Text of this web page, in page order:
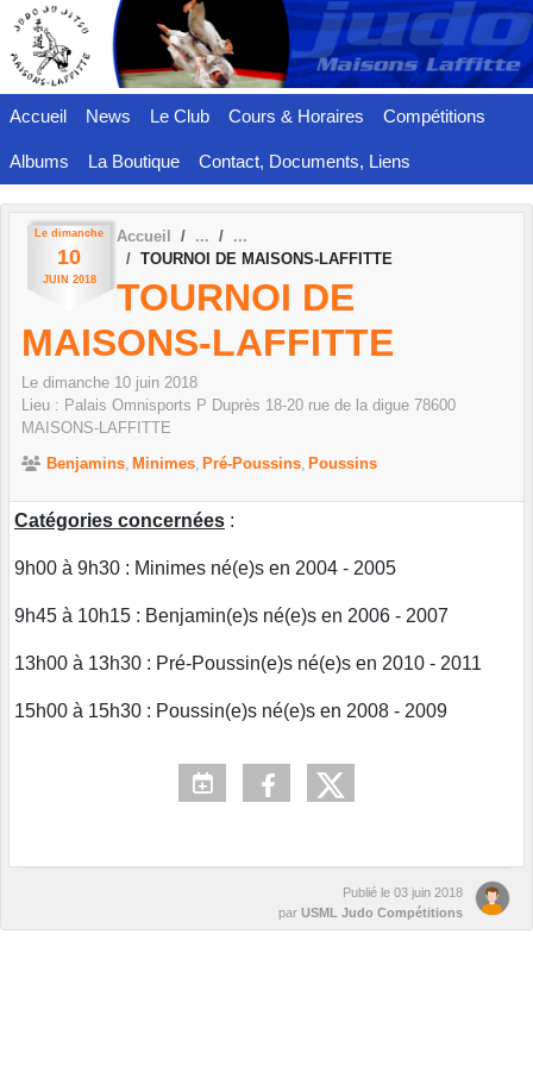
Accueil News Le Club Cours & Horaires Compétitions
Albums La Boutique Contact, Documents, Liens
Le dimanche
10
JUIN 2018
Accueil
TOURNOI DE MAISONS-LAFFITTE
TOURNOI DE
MAISONS-LAFFITTE
Le dimanche 10 juin 2018
Lieu : Palais Omnisports P Duprès 18-20 rue de la digue 78600
MAISONS-LAFFITTE
Benjamins Minimes Pré-Poussins Poussins
Catégories concernées :
9h00 à 9h30 : Minimes né(e)s en 2004 - 2005
9h45 à 10h15 : Benjamin(e)s né(e)s en 2006 - 2007
13h00 à 13h30 : Pré-Poussin(e)s né(e)s en 2010 - 2011
15h00 à 15h30 : Poussin(e)s né(e)s en 2008 - 2009
Publié le 03 juin 2018
par USML Judo Compétitions
Panneau de gestion des cookies